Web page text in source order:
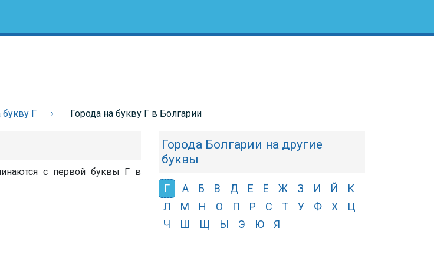
букву Г Города на букву Г в Болгарии
с первой буквы Г в
Города Болгарии на другие
буквы
Г А Б В Д Е Ё Ж З И Й
К
Л
М Н О П Р С Т У Ф Х
Ц
Ч
Ш Щ Ы Э Ю Я